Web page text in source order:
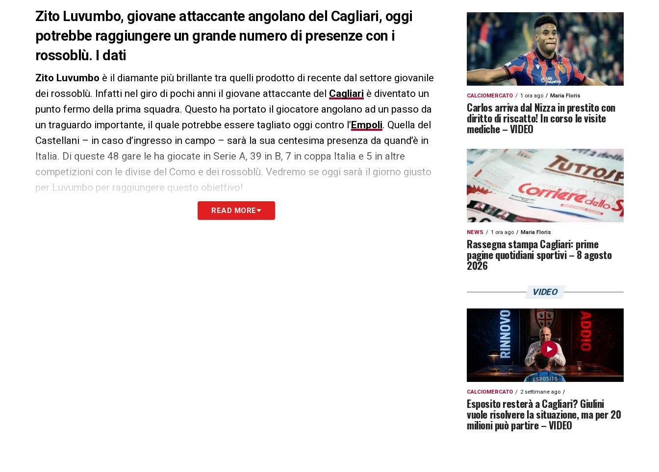
Zito Luvumbo, giovane attaccante angolano del Cagliari, oggi
potrebbe raggiungere un grande numero di presenze con i
rossoblù. I dati
Zito Luvumbo è il diamante più brillante tra quelli prodotto di recente dal settore giovanile
dei rossoblù. Infatti nel giro di pochi anni il giovane attaccante del Cagliari è diventato un
punto fermo della prima squadra. Questo ha portato il giocatore angolano ad un passo da
un traguardo importante, il quale potrebbe essere tagliato oggi contro l’Empoli. Quella del
Castellani – in caso d’ingresso in campo – sarà la sua centesima presenza da quand’è in
Italia. Di queste 48 gare le ha giocate in Serie A, 39 in B, 7 in coppa Italia e 5 in altre
competizioni con le divise del Como e dei rossoblù. Vedremo se oggi sarà il giorno giusto
per Luvumbo per raggiungere questo obiettivo!
LA PLAYLIST DELLE NOSTRE TOP NEWS
READ MORE
CALCIOMERCATO 1 ora ago Maria Floris
Carlos arriva dal Nizza in prestito con
diritto di riscatto! In corso le visite
mediche – VIDEO
NEWS 1 ora ago Maria Floris
Rassegna stampa Cagliari: prime
pagine quotidiani sportivi – 8 agosto
2026
VIDEO
CALCIOMERCATO 2 settimane ago
Esposito resterà a Cagliari? Giulini
vuole risolvere la situazione, ma per 20
milioni può partire – VIDEO